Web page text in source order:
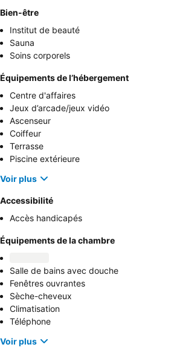
Bien-être
Institut de beauté
Sauna
Soins corporels
Équipements de l’hébergement
Centre d'affaires
Jeux d’arcade/jeux vidéo
Ascenseur
Coiffeur
Terrasse
Piscine extérieure
Voir plus
Accessibilité
Accès handicapés
Équipements de la chambre
Salle de bains avec douche
Fenêtres ouvrantes
Sèche-cheveux
Climatisation
Téléphone
Voir plus